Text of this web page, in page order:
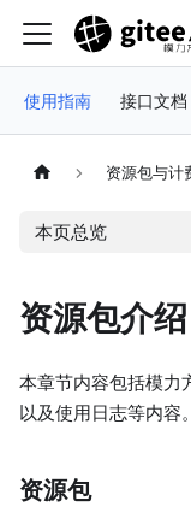
使用指南 接口文档
资源包与计
本页总览
资源包介绍
本章节内容包括模力
以及使用日志等内容。
资源包